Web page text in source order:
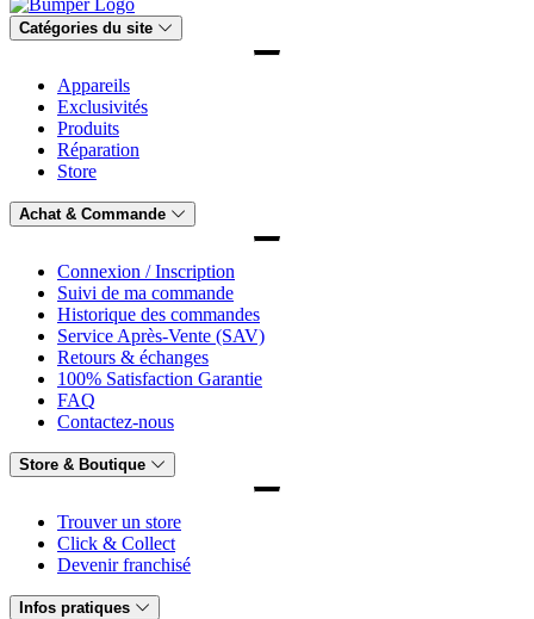
Catégories du site
Appareils
Exclusivités
Produits
Réparation
Store
Achat & Commande
Connexion / Inscription
Suivi de ma commande
Historique des commandes
Service Après-Vente (SAV)
Retours & échanges
100% Satisfaction Garantie
FAQ
Contactez-nous
Store & Boutique
Trouver un store
Click & Collect
Devenir franchisé
Infos pratiques